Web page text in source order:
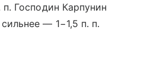
Господин Карпунин
— 1−1,5 п. п.